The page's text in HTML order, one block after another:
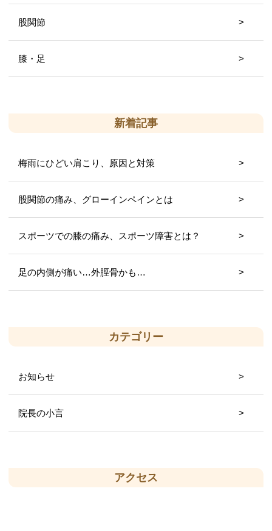
股関節
膝・足
新着記事
梅雨にひどい肩こり、原因と対策
股関節の痛み、グローインペインとは
スポーツでの膝の痛み、スポーツ障害とは？
足の内側が痛い…外脛骨かも…
カテゴリー
お知らせ
院長の小言
アクセス